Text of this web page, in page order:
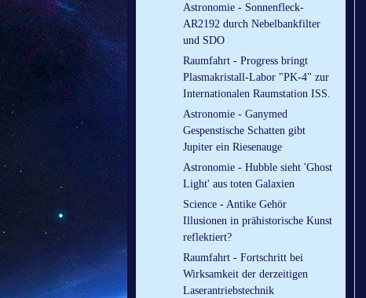
Astronomie - Sonnenfleck-
AR2192 durch Nebelbankfilter
und SDO
Raumfahrt - Progress bringt
Plasmakristall-Labor "PK-4" zur
Internationalen Raumstation ISS.
Astronomie - Ganymed
Gespenstische Schatten gibt
Jupiter ein Riesenauge
Astronomie - Hubble sieht 'Ghost
Light' aus toten Galaxien
Science - Antike Gehör
Illusionen in prähistorische Kunst
reflektiert?
Raumfahrt - Fortschritt bei
Wirksamkeit der derzeitigen
Laserantriebstechnik